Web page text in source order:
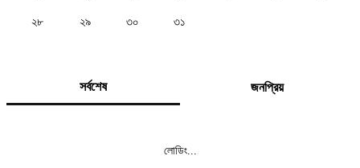
২৮ ২৯ ৩০ ৩১
সর্বশেষ জনপ্রিয়
লোডিং...